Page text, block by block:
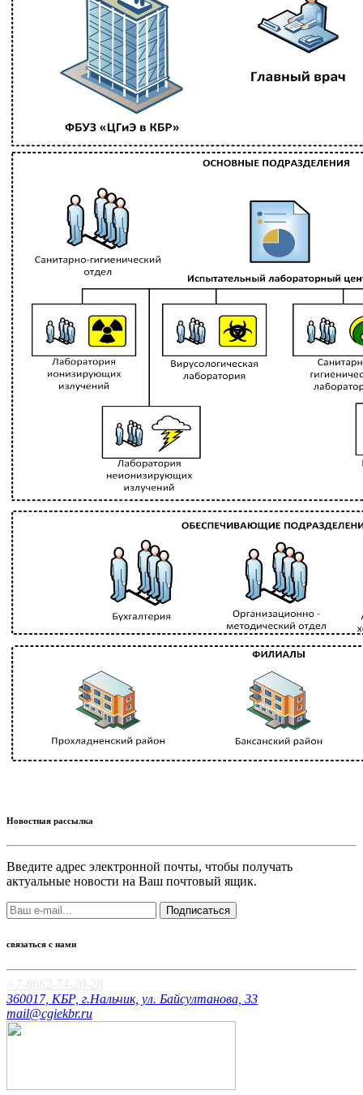
Новостная рассылка
Введите адрес электронной почты, чтобы получать
актуальные новости на Ваш почтовый ящик.
Подписаться
связаться с нами
+7-8662-74-28-28
360017, КБР, г.Нальчик, ул. Байсултанова, 33
mail@cgiekbr.ru